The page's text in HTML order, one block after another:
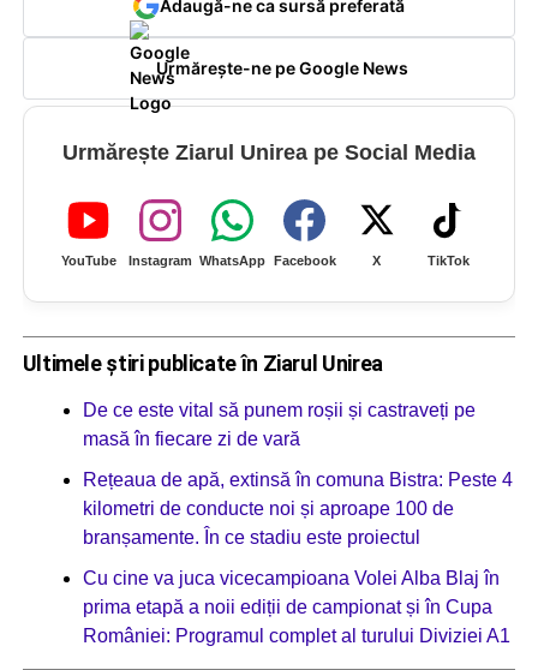
Adaugă-ne ca sursă preferată
Urmărește-ne pe Google News
Urmărește Ziarul Unirea pe Social Media
YouTube Instagram WhatsApp Facebook X TikTok
Ultimele știri publicate în Ziarul Unirea
De ce este vital să punem roșii și castraveți pe
masă în fiecare zi de vară
Rețeaua de apă, extinsă în comuna Bistra: Peste 4
kilometri de conducte noi și aproape 100 de
branșamente. În ce stadiu este proiectul
Cu cine va juca vicecampioana Volei Alba Blaj în
prima etapă a noii ediții de campionat și în Cupa
României: Programul complet al turului Diviziei A1